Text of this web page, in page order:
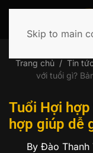
Skip to main
Trang chủ Tin tức
với tuổi gì?
Tuổi Hợi
hợp giúp dễ
By Đào Thanh